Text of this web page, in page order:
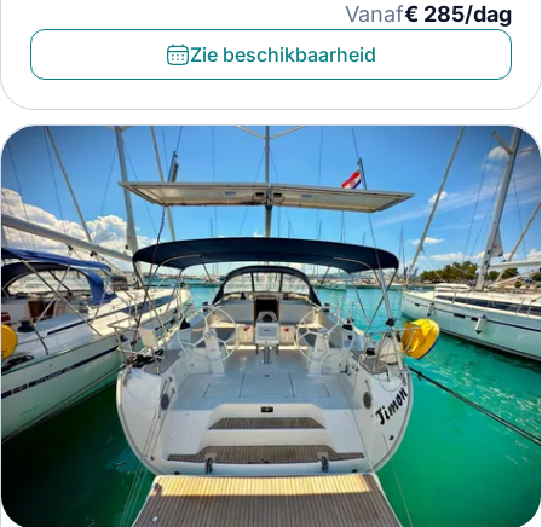
Vanaf€ 285/dag
Zie beschikbaarheid